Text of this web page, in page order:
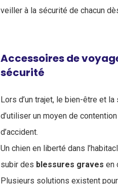
veiller à la sécurité de chacun
Accessoires de
sécurité
Lors d’un trajet, le bien-être et
d’utiliser un moyen de
d’accident.
Un chien en liberté dans
subir des blessures graves en
Plusieurs solutions existent